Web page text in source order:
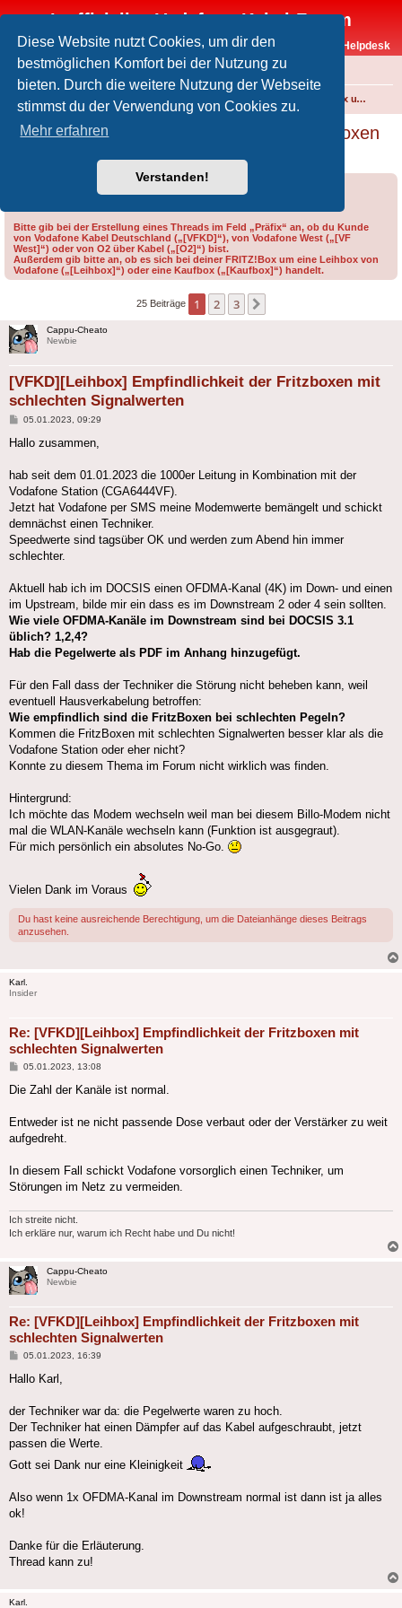
Diese Website nutzt Cookies, um dir den
bestmöglichen Komfort bei der Nutzung zu
bieten. Durch die weitere Nutzung der Webseite
stimmst du der Verwendung von Cookies zu.
Mehr erfahren
Verstanden!
Inoffizielles Vodafone-Kabel-Forum
Vodafone-Kabel-Helpdesk
FAQ
Foren-Übersicht FRITZ!Box und weitere Produkte von FRITZ! (ehem. AVM)
[VFKD][Leihbox] Empfindlichkeit der Fritzboxen
Bitte gib bei der Erstellung eines Threads im Feld „Präfix“ an, ob du Kunde
von Vodafone Kabel Deutschland („[VFKD]“), von Vodafone West („[VF
West]“) oder von O2 über Kabel („[O2]“) bist.
Außerdem gib bitte an, ob es sich bei deiner FRITZ!Box um eine Leihbox von
Vodafone („[Leihbox]“) oder eine Kaufbox („[Kaufbox]“) handelt.
25 Beiträge 1 2 3
Cappu-Cheato
Newbie
[VFKD][Leihbox] Empfindlichkeit der Fritzboxen mit
schlechten Signalwerten
Beitrag
05.01.2023, 09:29
Hallo zusammen,
hab seit dem 01.01.2023 die 1000er Leitung in Kombination mit der
Vodafone Station (CGA6444VF).
Jetzt hat Vodafone per SMS meine Modemwerte bemängelt und schickt
demnächst einen Techniker.
Speedwerte sind tagsüber OK und werden zum Abend hin immer
schlechter.
Aktuell hab ich im DOCSIS einen OFDMA-Kanal (4K) im Down- und einen
im Upstream, bilde mir ein dass es im Downstream 2 oder 4 sein sollten.
Wie viele OFDMA-Kanäle im Downstream sind bei DOCSIS 3.1
üblich? 1,2,4?
Hab die Pegelwerte als PDF im Anhang hinzugefügt.
Für den Fall dass der Techniker die Störung nicht beheben kann, weil
eventuell Hausverkabelung betroffen:
Wie empfindlich sind die FritzBoxen bei schlechten Pegeln?
Kommen die FritzBoxen mit schlechten Signalwerten besser klar als die
Vodafone Station oder eher nicht?
Konnte zu diesem Thema im Forum nicht wirklich was finden.
Hintergrund:
Ich möchte das Modem wechseln weil man bei diesem Billo-Modem nicht
mal die WLAN-Kanäle wechseln kann (Funktion ist ausgegraut).
Für mich persönlich ein absolutes No-Go.
Vielen Dank im Voraus
Du hast keine ausreichende Berechtigung, um die Dateianhänge dieses Beitrags
anzusehen.
Karl.
Insider
Re: [VFKD][Leihbox] Empfindlichkeit der Fritzboxen mit
schlechten Signalwerten
Beitrag
05.01.2023, 13:08
Die Zahl der Kanäle ist normal.
Entweder ist ne nicht passende Dose verbaut oder der Verstärker zu weit
aufgedreht.
In diesem Fall schickt Vodafone vorsorglich einen Techniker, um
Störungen im Netz zu vermeiden.
Ich streite nicht.
Ich erkläre nur, warum ich Recht habe und Du nicht!
Cappu-Cheato
Newbie
Re: [VFKD][Leihbox] Empfindlichkeit der Fritzboxen mit
schlechten Signalwerten
Beitrag
05.01.2023, 16:39
Hallo Karl,
der Techniker war da: die Pegelwerte waren zu hoch.
Der Techniker hat einen Dämpfer auf das Kabel aufgeschraubt, jetzt
passen die Werte.
Gott sei Dank nur eine Kleinigkeit
Also wenn 1x OFDMA-Kanal im Downstream normal ist dann ist ja alles
ok!
Danke für die Erläuterung.
Thread kann zu!
Karl.